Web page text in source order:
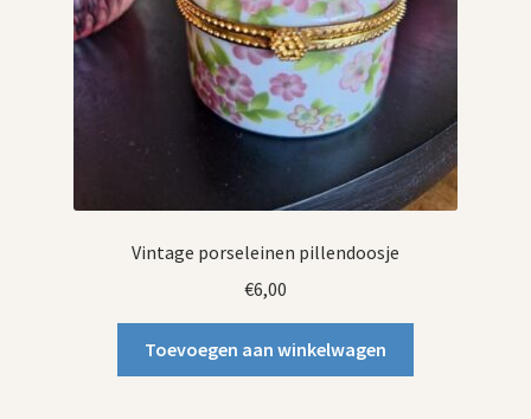
Vintage porseleinen pillendoosje
€6,00
Toevoegen aan winkelwagen